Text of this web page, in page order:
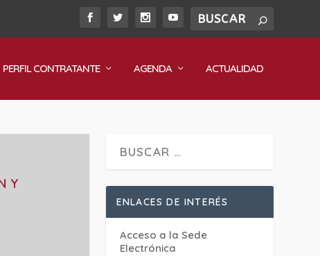
PERFIL CONTRATANTE AGENDA ACTUALIDAD
Y
ENLACES DE INTERÉS
Acceso a la Sede
Electrónica